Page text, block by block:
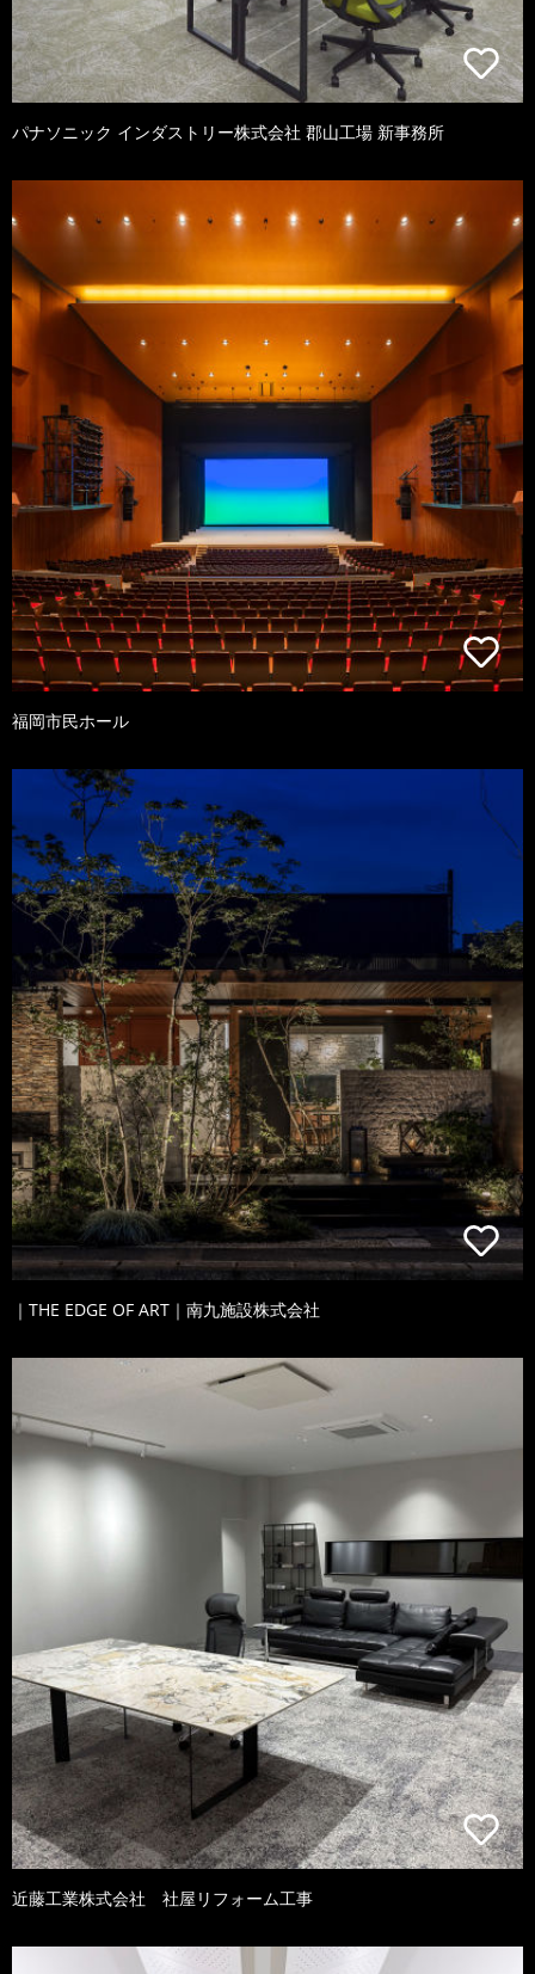
パナソニック インダストリー株式会社 郡山工場 新事務所
福岡市民ホール
｜THE EDGE OF ART｜南九施設株式会社
近藤工業株式会社 社屋リフォーム工事